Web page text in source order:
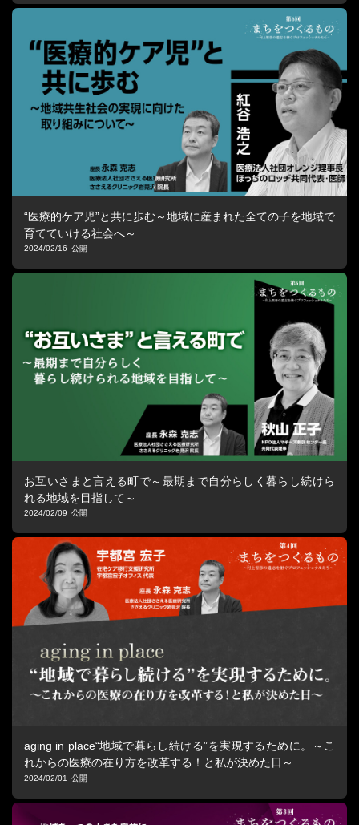
“医療的ケア児”と共に歩む～地域に産まれた全ての子を地域で
育てていける社会へ～
2024/02/16
お互いさまと言える町で～最期まで自分らしく暮らし続けら
れる地域を目指して～
2024/02/09
aging in place“地域で暮らし続ける”を実現するために。～こ
れからの医療の在り方を改革する！と私が決めた日～
2024/02/01